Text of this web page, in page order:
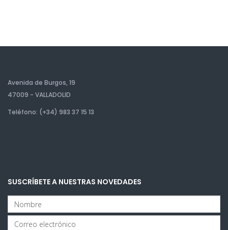
Avenida de Burgos, 19
47009 - VALLADOLID
Teléfono: (+34) 983 37 15 13
SUSCRÍBETE A NUESTRAS NOVEDADES